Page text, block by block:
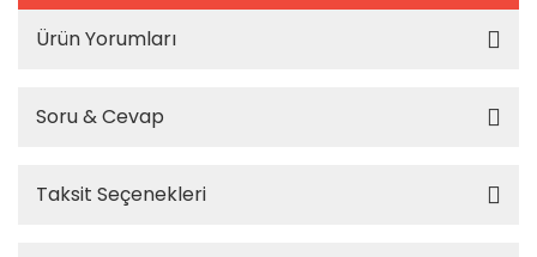
Ürün Yorumları
Soru & Cevap
Taksit Seçenekleri